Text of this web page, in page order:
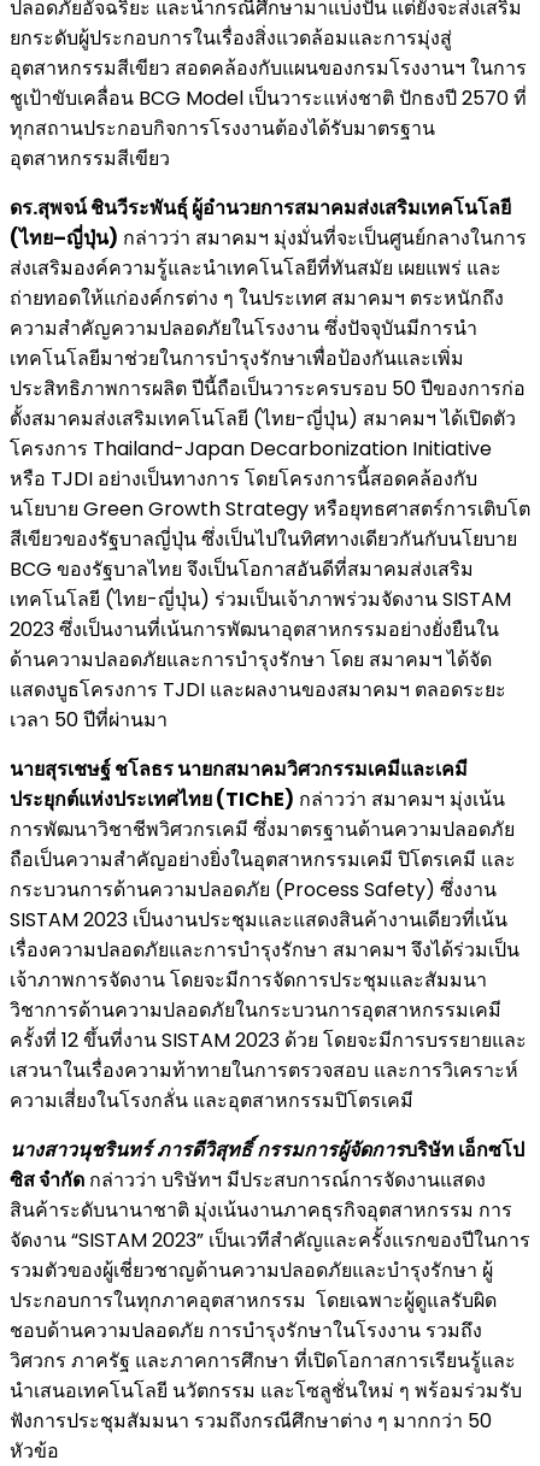
ปลอดภัยอัจฉริยะ และนำกรณีศึกษามาแบ่งปัน แต่ยังจะส่งเสริม
ยกระดับผู้ประกอบการในเรื่องสิ่งแวดล้อมและการมุ่งสู่
อุตสาหกรรมสีเขียว สอดคล้องกับแผนของกรมโรงงานฯ ในการ
ชูเป้าขับเคลื่อน BCG Model เป็นวาระแห่งชาติ ปักธงปี 2570 ที่
ทุกสถานประกอบกิจการโรงงานต้องได้รับมาตรฐาน
อุตสาหกรรมสีเขียว
ดร.สุพจน์ ชินวีระพันธุ์ ผู้อำนวยการสมาคมส่งเสริมเทคโนโลยี
(ไทย–ญี่ปุ่น) กล่าวว่า สมาคมฯ มุ่งมั่นที่จะเป็นศูนย์กลางในการ
ส่งเสริมองค์ความรู้และนำเทคโนโลยีที่ทันสมัย เผยแพร่ และ
ถ่ายทอดให้แก่องค์กรต่าง ๆ ในประเทศ สมาคมฯ ตระหนักถึง
ความสำคัญความปลอดภัยในโรงงาน ซึ่งปัจจุบันมีการนำ
เทคโนโลยีมาช่วยในการบำรุงรักษาเพื่อป้องกันและเพิ่ม
ประสิทธิภาพการผลิต ปีนี้ถือเป็นวาระครบรอบ 50 ปีของการก่อ
ตั้งสมาคมส่งเสริมเทคโนโลยี (ไทย-ญี่ปุ่น) สมาคมฯ ได้เปิดตัว
โครงการ Thailand-Japan Decarbonization Initiative
หรือ TJDI อย่างเป็นทางการ โดยโครงการนี้สอดคล้องกับ
นโยบาย Green Growth Strategy หรือยุทธศาสตร์การเติบโต
สีเขียวของรัฐบาลญี่ปุ่น ซึ่งเป็นไปในทิศทางเดียวกันกับนโยบาย
BCG ของรัฐบาลไทย จึงเป็นโอกาสอันดีที่สมาคมส่งเสริม
เทคโนโลยี (ไทย-ญี่ปุ่น) ร่วมเป็นเจ้าภาพร่วมจัดงาน SISTAM
2023 ซึ่งเป็นงานที่เน้นการพัฒนาอุตสาหกรรมอย่างยั่งยืนใน
ด้านความปลอดภัยและการบำรุงรักษา โดย สมาคมฯ ได้จัด
แสดงบูธโครงการ TJDI และผลงานของสมาคมฯ ตลอดระยะ
เวลา 50 ปีที่ผ่านมา
นายสุรเชษฐ์ ชโลธร นายกสมาคมวิศวกรรมเคมีและเคมี
ประยุกต์แห่งประเทศไทย(TIChE) กล่าวว่า สมาคมฯ มุ่งเน้น
การพัฒนาวิชาชีพวิศวกรเคมี ซึ่งมาตรฐานด้านความปลอดภัย
ถือเป็นความสำคัญอย่างยิ่งในอุตสาหกรรมเคมี ปิโตรเคมี และ
กระบวนการด้านความปลอดภัย (Process Safety) ซึ่งงาน
SISTAM 2023 เป็นงานประชุมและแสดงสินค้างานเดียวที่เน้น
เรื่องความปลอดภัยและการบำรุงรักษา สมาคมฯ จึงได้ร่วมเป็น
เจ้าภาพการจัดงาน โดยจะมีการจัดการประชุมและสัมมนา
วิชาการด้านความปลอดภัยในกระบวนการอุตสาหกรรมเคมี
ครั้งที่ 12 ขึ้นที่งาน SISTAM 2023 ด้วย โดยจะมีการบรรยายและ
เสวนาในเรื่องความท้าทายในการตรวจสอบ และการวิเคราะห์
ความเสี่ยงในโรงกลั่น และอุตสาหกรรมปิโตรเคมี
นางสาวนุชรินทร์ ภารดีวิสุทธิ์ กรรมการผู้จัดการบริษัท เอ็กซโป
ซิส จำกัด กล่าวว่า บริษัทฯ มีประสบการณ์การจัดงานแสดง
สินค้าระดับนานาชาติ มุ่งเน้นงานภาคธุรกิจอุตสาหกรรม การ
จัดงาน “SISTAM 2023” เป็นเวทีสำคัญและครั้งแรกของปีในการ
รวมตัวของผู้เชี่ยวชาญด้านความปลอดภัยและบำรุงรักษา ผู้
ประกอบการในทุกภาคอุตสาหกรรม โดยเฉพาะผู้ดูแลรับผิด
ชอบด้านความปลอดภัย การบำรุงรักษาในโรงงาน รวมถึง
วิศวกร ภาครัฐ และภาคการศึกษา ที่เปิดโอกาสการเรียนรู้และ
นำเสนอเทคโนโลยี นวัตกรรม และโซลูชั่นใหม่ ๆ พร้อมร่วมรับ
ฟังการประชุมสัมมนา รวมถึงกรณีศึกษาต่าง ๆ มากกว่า 50
หัวข้อ